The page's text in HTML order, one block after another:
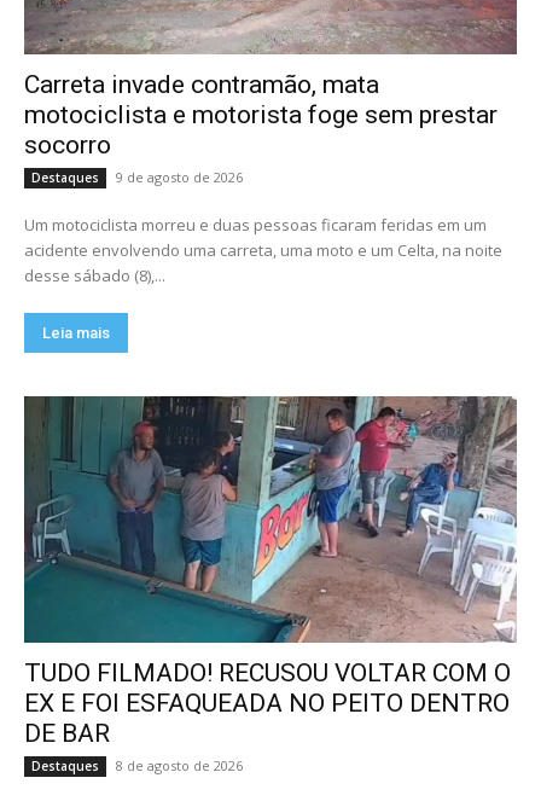
Carreta invade contramão, mata
motociclista e motorista foge sem prestar
socorro
Destaques 9 de agosto de 2026
Um motociclista morreu e duas pessoas ficaram feridas em um
acidente envolvendo uma carreta, uma moto e um Celta, na noite
desse sábado (8),...
Leia mais
TUDO FILMADO! RECUSOU VOLTAR COM O
EX E FOI ESFAQUEADA NO PEITO DENTRO
DE BAR
Destaques 8 de agosto de 2026